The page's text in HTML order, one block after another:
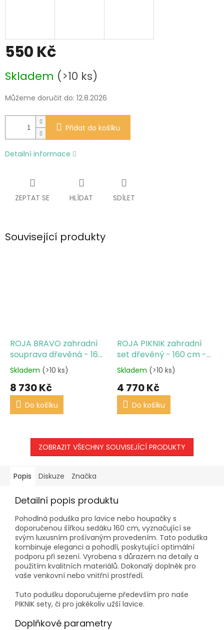
550 Kč
cena:
Skladem (>10 ks)
Můžeme doručit do: 12.8.2026
Přidat do košíku
Detailní informace
ZEPTAT SE HLÍDAT SDÍLET
Související produkty
ROJA BRAVO zahradní
souprava dřevěná - 160
cm
Skladem (>10 ks)
8 730 Kč
Do košíku
ROJA PIKNIK zahradní
set dřevěný - 160 cm -
mořený
Skladem (>10 ks)
4 770 Kč
Do košíku
ZOBRAZIT VŠECHNY SOUVISEJÍCÍ PRODUKTY
Popis Diskuze Značka
Detailní popis produktu
Pohodlná poduška pro lavice nebo houpačky s
doporučenou šířkou sedáku 160 cm, vyznačující se
svým luxusním prošívaným provedením. Tato poduška
kombinuje eleganci a pohodlí, poskytující optimální
podporu při sezení. Vyrobena s důrazem na detaily a
použitím kvalitních materiálů. Dokonalý doplněk pro
vaše venkovní nebo vnitřní prostředí.
Tuto podušku doporučujeme především pro naše
PIKNIK sety, či pro jakékoliv užší lavice.
Doplňkové parametry